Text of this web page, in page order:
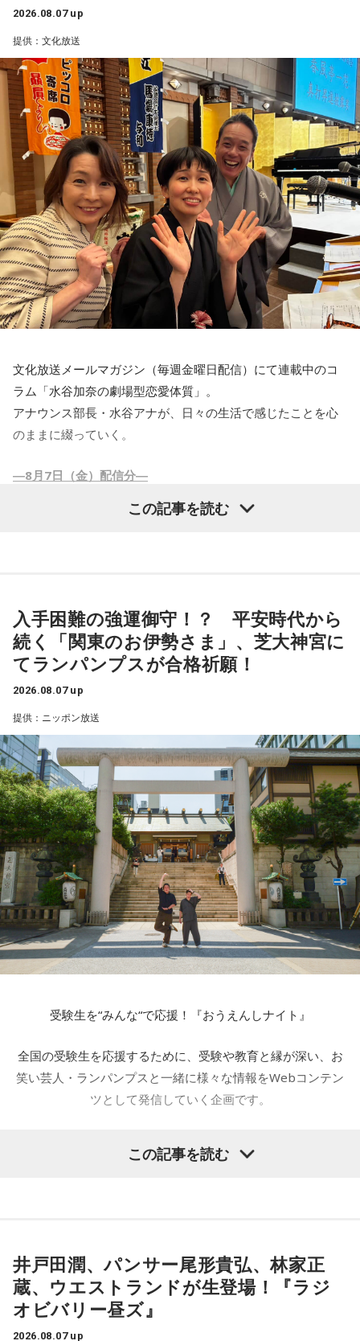
客観的に物事を考えていくことで、運気が上がっていくでし
ょう。あなただけの考えで選択していくのではなく、色々な
人たちの意見を聞いて、参考にしていくことで良い流れがや
ってきます。
【3位】水瓶座（みずがめ座）
あなたの心がワクワク、ドキドキするようなことは何です
か？ご自身の気持ちに忠実になりましょう。あなたにやって
くるインスピレーションを信じて、行動していくことで運気
が良くなりそうです。
【4位】獅子座（しし座）
あなたの望みについて考えましょう。あなたにとって、どん
な未来が理想的でしょうか？ご自身の望みを明確にイメージ
していくことで、あなたの今後のあり方が決まっていきそう
です。
【5位】射手座（いて座）
たバラードを聴いたりすることで、良い流れがやってきそう
ですよ。
【6位】牡羊座（おひつじ座）
今日は、集中力が最高潮に高まる日です。効率よく物事を進
わらせるのがオススメです。あなたの大切な時間を有意義に
使うことができそうですよ。
【8位】蟹座（かに座）
ヨガや瞑想をすることで運気がアップする日です。今のご自
身とゆっくりじっくり真摯に向き合い、あなたの内側の意識
にアクセスしてみてください。大切な気づきがあるかもしれ
ませんよ。
あなたの心が落ち着く場所を求めてください。子どもの頃に
好きだった食べ物を食べたり、思い出のアニメや映画を観た
りするのも良いでしょう。あなたの心が癒されることをして
いきましょう。
【10位】牡牛座（おうし座）
あなたの隠れた才能に気づく日です。あなたが何気なく日常
の中で自然にこなしていることのなかに、あなたの才能が隠
れているかもしれません。意識して1日を過ごしてみましょ
う。
【11位】蠍座（さそり座）
今日は異性からの注目度が上がる日です。出会いを求めてい
らっしゃる方は、お洒落をしてお出かけをしてみましょう。
【12位】山羊座（やぎ座）
ワーク・ライフ・バランスを考えると良い日です。最近のあ
なたは、働きすぎてはいませんか？あなたが頑張っていらっ
しゃるのはとても素敵ですが、今日はプライベートを充実さ
【今日の一言メッセージ】
かもしれません。そんなときは、楽しむことだけに集中し
て、完璧を目指さないようにしてみてください。リラックス
して、楽しんでいくことですべてが上手くいくようになりま
すよ。
2026.08.07 up
提供：文化放送
文化放送メールマガジン（毎週金曜日配信）にて連載中のコ
ラム「水谷加奈の劇場型恋愛体質」。
アナウンス部長・水谷アナが、日々の生活で感じたことを心
のままに綴っていく。
―8月7日（金）配信分―
連続ドラマ【VIVANT】シーズン2が始まりましたね。でもリ
ためにも。
あー忙しい忙しい（汗）
配信と言えばAmazonプライムで7月から【犯罪者】というサ
まず最初に3話、1週間後に2話、さらに1週間後に2話で全7話
の放送。とにかく次のエピソードが待ち遠しくて。
この事件とあの問題がどうつながっていくんだろう？ユース
ケ・サンタマリアさんのこのセリフはどういう意味？伊東さ
んは悪者！？笑などワクワク。
ラストではもしかして続編あり？と期待感を残しながら見終
わりました。
ただ…、次のエピソードを見るまでたった1週間なのに、もう
前回の内容を忘れかけている自分がいるのです！
忘れているというか…その1週間で他のドラマや映画を多数見
てしまうのでいろいろな内容が混ざってしまって…。
そう考えると配信がなかった昔は1週間が待ち遠しかったし、
り他とごっちゃになってしまうこともなかったし。
あまりに情報量が多い今は、まとめて一気見するほうがいい
かも。（でもラジオでリアルタイムの感想をネタにできない
ヒットした昼の連続ドラマ。全60話の壮絶な愛憎劇！
この記事を読む
入手困難の強運御守！？ 平安時代から
続く「関東のお伊勢さま」、芝大神宮に
てランパンプスが合格祈願！
2026.08.07 up
提供：ニッポン放送
受験生を“みんな“で応援！『おうえんしナイト』
全国の受験生を応援するために、受験や教育と縁が深い、お
笑い芸人・ランパンプスと一緒に様々な情報をWebコンテン
ツとして発信していく企画です。
全国の受験生を応援する『おうえんしナイト』、今回は東京
――本日は権禰宜の三輪田竜生さんに来ていただきました。
この記事を読む
井戸田潤、パンサー尾形貴弘、林家正
蔵、ウエストランドが生登場！『ラジ
オビバリー昼ズ』
2026.08.07 up